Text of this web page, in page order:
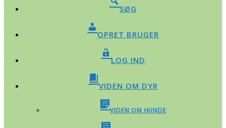
SØG
OPRET BRUGER
LOG IND
VIDEN OM DYR
VIDEN OM HUNDE